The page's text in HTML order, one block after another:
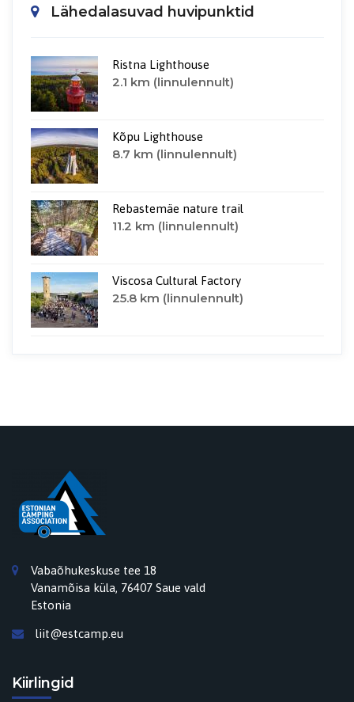
Lähedalasuvad huvipunktid
Ristna Lighthouse
2.1 km (linnulennult)
Kõpu Lighthouse
8.7 km (linnulennult)
Rebastemäe nature trail
11.2 km (linnulennult)
Viscosa Cultural Factory
25.8 km (linnulennult)
Vabaõhukeskuse tee 18
Vanamõisa küla, 76407 Saue vald
Estonia
liit@estcamp.eu
Kiirlingid